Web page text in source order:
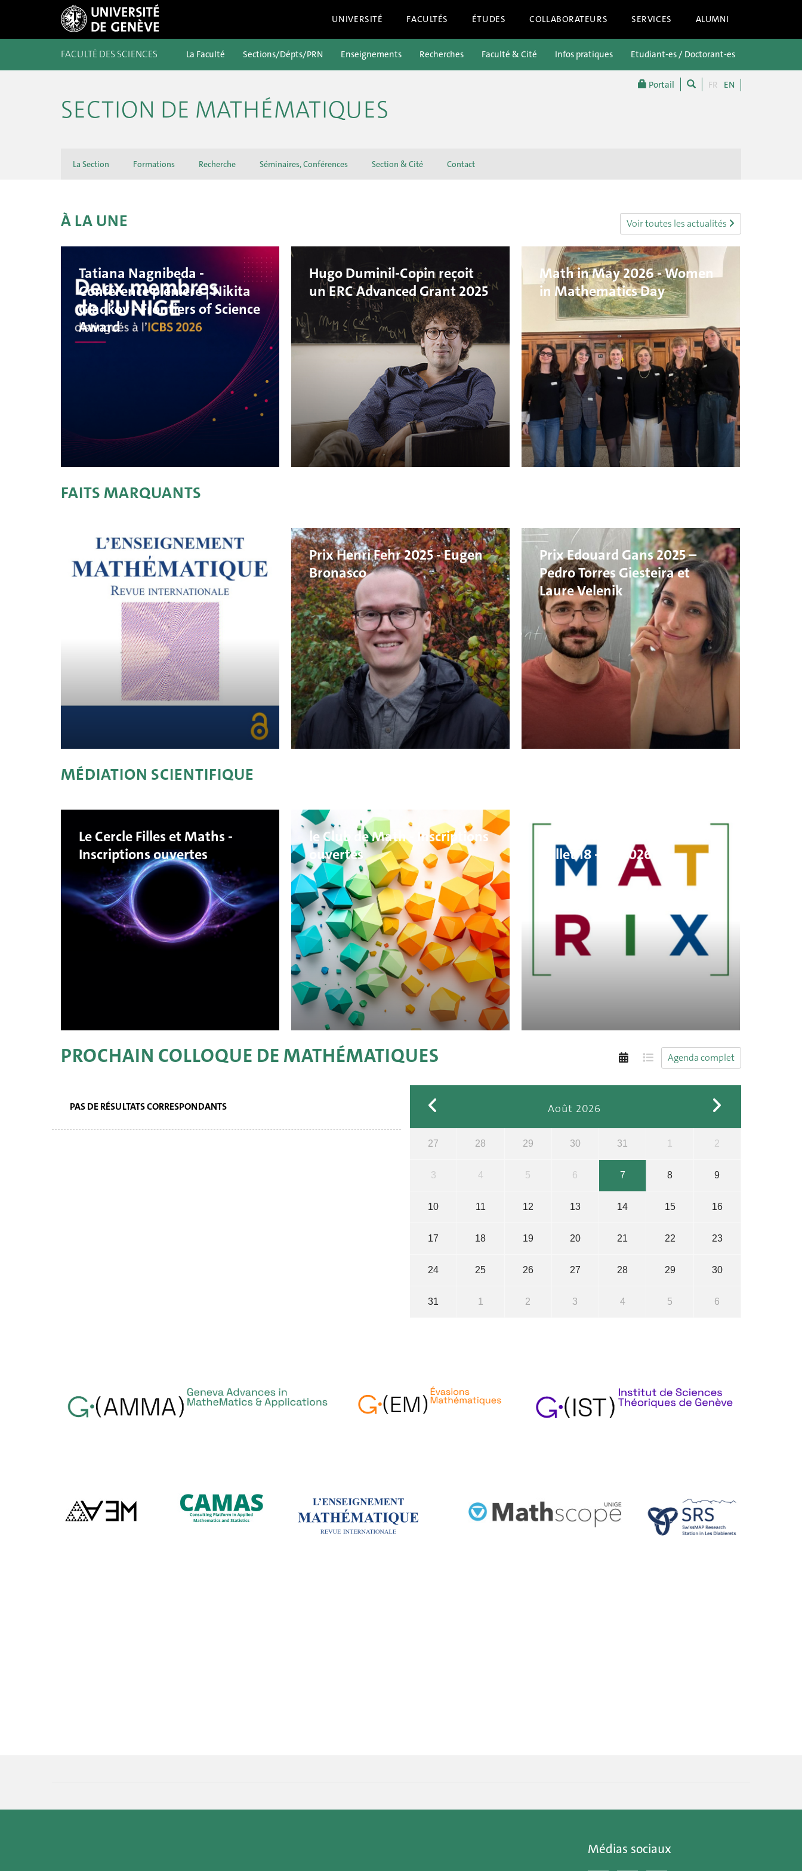
UNIVERSITÉ FACULTÉS ÉTUDES COLLABORATEURS SERVICES ALUMNI
Portail FR EN
FACULTÉ DES SCIENCES La Faculté Sections/Dépts/PRN Enseignements Recherches Faculté & Cité Infos pratiques Etudiant-es / Doctorant-es
SECTION DE MATHÉMATIQUES
La Section Formations Recherche Séminaires, Conférences Section & Cité Contact
À LA UNE Voir toutes les actualités
Tatiana Nagnibeda -
Conférence plénière | Nikita
Gladkov - Frontiers of Science
Award
Hugo Duminil-Copin reçoit
un ERC Advanced Grant 2025
Math in May 2026 - Women
in Mathematics Day
FAITS MARQUANTS
Janvier - juin 2026
Prix Henri Fehr 2025 - Eugen
Bronasco
Prix Edouard Gans 2025 –
Pedro Torres Giesteira et
Laure Velenik
MÉDIATION SCIENTIFIQUE
Le Cercle Filles et Maths -
Inscriptions ouvertes
le Club de Math - Inscriptions
ouvertes
juillet 18 - 21, 2026
PROCHAIN COLLOQUE DE MATHÉMATIQUES Agenda complet
Août 2026
27 28 29 30 31 1 2
3 4 5 6 7 8 9
10 11 12 13 14 15 16
17 18 19 20 21 22 23
24 25 26 27 28 29 30
31 1 2 3 4 5 6
PAS DE RÉSULTATS CORRESPONDANTS
Médias sociaux